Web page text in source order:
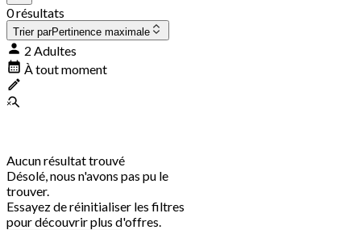
0 résultats
Trier parPertinence maximale
2 Adultes
À tout moment
Aucun résultat trouvé
Désolé, nous n'avons pas pu le
trouver.
Essayez de réinitialiser les filtres
pour découvrir plus d'offres.